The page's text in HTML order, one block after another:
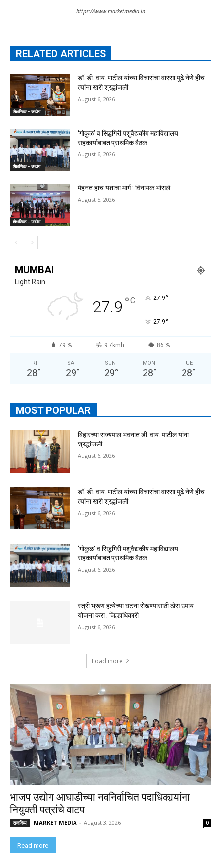
https://www.marketmedia.in
RELATED ARTICLES
शैक्षणिक - उद्योग
डॉ. डी. वाय. पाटील यांच्या विचारांचा वारसा पुढे नेणे हीच
त्यांना खरी श्रद्धांजली
August 6, 2026
शैक्षणिक - उद्योग
‘गोकुळ’ व सिद्धगिरी पशुवैद्यकीय महाविद्यालय
सहकार्याबाबत प्राथमिक बैठक
August 6, 2026
शैक्षणिक - उद्योग
मेहनत हाच यशाचा मार्ग : विनायक भोसले
August 5, 2026
MUMBAI
Light Rain
27.9 °C 27.9°
27.9°
79 % 9.7kmh 86 %
FRI
28°
SAT
29°
SUN
29°
MON
28°
TUE
28°
MOST POPULAR
बिहारच्या राज्यपाल भवनात डी. वाय. पाटील यांना
श्रद्धांजली
August 6, 2026
डॉ. डी. वाय. पाटील यांच्या विचारांचा वारसा पुढे नेणे हीच
त्यांना खरी श्रद्धांजली
August 6, 2026
‘गोकुळ’ व सिद्धगिरी पशुवैद्यकीय महाविद्यालय
सहकार्याबाबत प्राथमिक बैठक
August 6, 2026
स्त्री भ्रूण हत्येच्या घटना रोखण्यासाठी ठोस उपाय
योजना करा : जिल्हाधिकारी
August 6, 2026
Load more
भाजप उद्योग आघाडीच्या नवनिर्वाचित पदाधिकार्‍यांना
नियुक्ती पत्रांचे वाटप
राजकिय MARKET MEDIA - August 3, 2026 0
Read more